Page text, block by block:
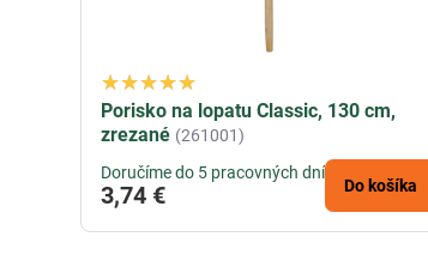
Porisko na lopatu Classic, 130 cm,
zrezané (261001)
Doručíme do 5 pracovných dní
3,74 € Do košíka